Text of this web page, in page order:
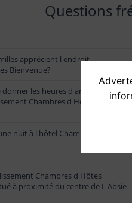
Questions
apprécient l endroit
Bienvenue?
les heures d arrivée et de
Chambres d Hôtes
nuit à l hôtel Chambres d Hôtes
Chambres d Hôtes
à proximité du centre de L Absie